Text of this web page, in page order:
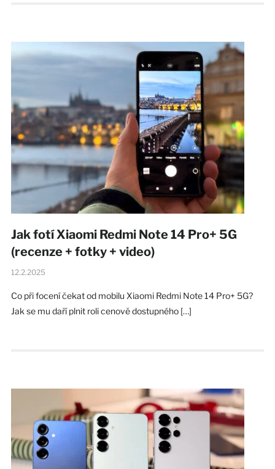
Jak fotí Xiaomi Redmi Note 14 Pro+ 5G
(recenze + fotky + video)
12.2.2025
Co při focení čekat od mobilu Xiaomi Redmi Note 14 Pro+ 5G?
Jak se mu daří plnit roli cenově dostupného […]